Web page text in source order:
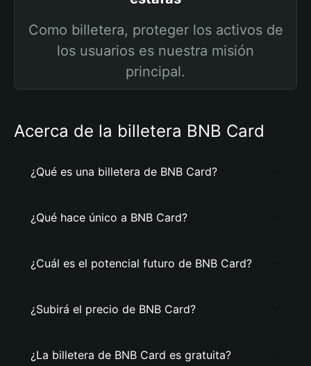
Como billetera, proteger los activos de
los usuarios es nuestra misión
principal.
Acerca de la billetera BNB Card
¿Qué es una billetera de BNB Card?
¿Qué hace único a BNB Card?
¿Cuál es el potencial futuro de BNB Card?
¿Subirá el precio de BNB Card?
¿La billetera de BNB Card es gratuita?